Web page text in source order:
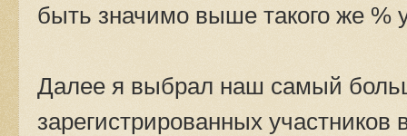
быть значимо выше такого же %
Далее я выбрал наш самый
зарегистрированных